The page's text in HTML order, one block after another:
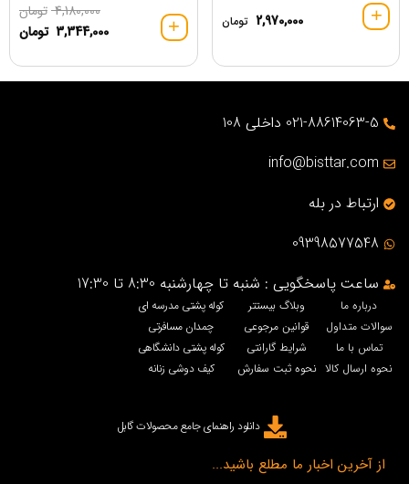
2,970,000 تومان
4,180,000 تومان
3,344,000 تومان
021-88614063-5 داخلی 108
info@bisttar.com
ارتباط در بله
09398577548
ساعت پاسخگویی : شنبه تا چهارشنبه 8:30 تا 17:30
درباره ما
سوالات متداول
تماس با ما
نحوه ارسال کالا
وبلاگ بیستتر
قوانین مرجوعی
شرایط گارانتی
نحوه ثبت سفارش
کوله پشتی مدرسه ای
چمدان مسافرتی
کوله پشتی دانشگاهی
کیف دوشی زنانه
دانلود راهنمای جامع محصولات گابل
از آخرین اخبار ما مطلع باشید...